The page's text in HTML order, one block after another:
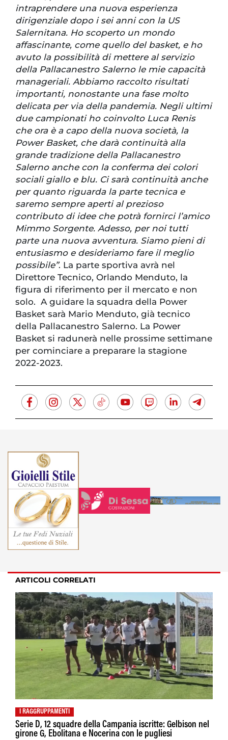
intraprendere una nuova esperienza
dirigenziale dopo i sei anni con la US
Salernitana. Ho scoperto un mondo
affascinante, come quello del basket, e ho
avuto la possibilità di mettere al servizio
della Pallacanestro Salerno le mie capacità
manageriali. Abbiamo raccolto risultati
importanti, nonostante una fase molto
delicata per via della pandemia. Negli ultimi
due campionati ho coinvolto Luca Renis
che ora è a capo della nuova società, la
Power Basket, che darà continuità alla
grande tradizione della Pallacanestro
Salerno anche con la conferma dei colori
sociali giallo e blu. Ci sarà continuità anche
per quanto riguarda la parte tecnica e
saremo sempre aperti al prezioso
contributo di idee che potrà fornirci l’amico
Mimmo Sorgente. Adesso, per noi tutti
parte una nuova avventura. Siamo pieni di
entusiasmo e desideriamo fare il meglio
possibile”. La parte sportiva avrà nel
Direttore Tecnico, Orlando Menduto, la
figura di riferimento per il mercato e non
solo. A guidare la squadra della Power
Basket sarà Mario Menduto, già tecnico
della Pallacanestro Salerno. La Power
Basket si radunerà nelle prossime settimane
per cominciare a preparare la stagione
2022-2023.
ARTICOLI CORRELATI
I RAGGRUPPAMENTI
Serie D, 12 squadre della Campania iscritte: Gelbison nel
girone G, Ebolitana e Nocerina con le pugliesi